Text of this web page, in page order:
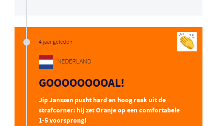
4 jaar geleden
NEDERLAND
GOOOOOOOOAL!
Jip Janssen pusht hard en hoog raak uit de
strafcorner: hij zet Oranje op een comfortabele
1-5 voorsprong!